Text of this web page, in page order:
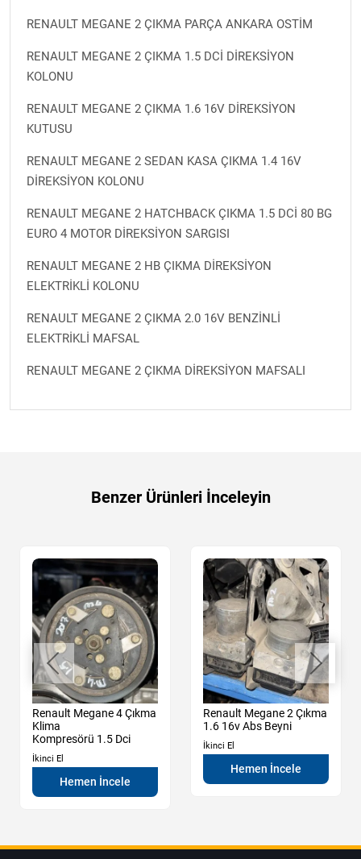
RENAULT MEGANE 2 ÇIKMA PARÇA ANKARA OSTİM
RENAULT MEGANE 2 ÇIKMA 1.5 DCİ DİREKSİYON
KOLONU
RENAULT MEGANE 2 ÇIKMA 1.6 16V DİREKSİYON
KUTUSU
RENAULT MEGANE 2 SEDAN KASA ÇIKMA 1.4 16V
DİREKSİYON KOLONU
RENAULT MEGANE 2 HATCHBACK ÇIKMA 1.5 DCİ 80 BG
EURO 4 MOTOR DİREKSİYON SARGISI
RENAULT MEGANE 2 HB ÇIKMA DİREKSİYON
ELEKTRİKLİ KOLONU
RENAULT MEGANE 2 ÇIKMA 2.0 16V BENZİNLİ
ELEKTRİKLİ MAFSAL
RENAULT MEGANE 2 ÇIKMA DİREKSİYON MAFSALI
Benzer Ürünleri İnceleyin
Renault Megane 4 Çıkma
Klima
Kompresörü 1.5 Dci
İkinci El
Hemen İncele
Renault Megane 2 Çıkma
1.6 16v Abs Beyni
İkinci El
Hemen İncele